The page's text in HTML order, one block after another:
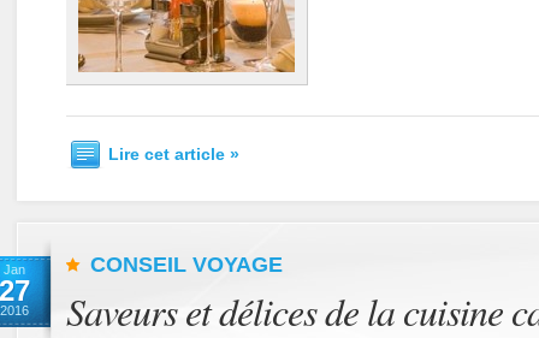
Lire cet article »
Jan
27
2016
CONSEIL VOYAGE
Saveurs et délices de la cuisine